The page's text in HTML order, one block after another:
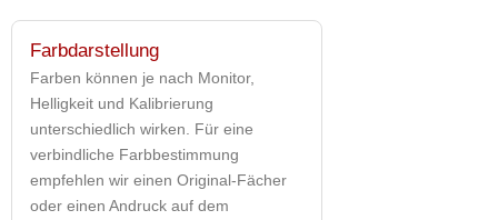
Farbdarstellung
Farben können je nach Monitor,
Helligkeit und Kalibrierung
unterschiedlich wirken. Für eine
verbindliche Farbbestimmung
empfehlen wir einen Original-Fächer
oder einen Andruck auf dem